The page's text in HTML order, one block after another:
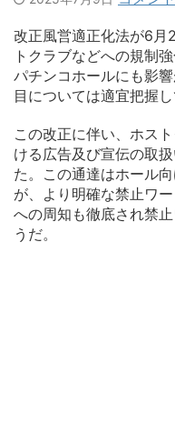
改正風営適正化法が6月
トクラブなどへの規制
パチンコホールにも影
目については適宜把握し
この改正に伴い、ホス
ける広告及び宣伝の取
た。この通達はホール
が、より明確な禁止ワ
への周知も徹底され禁
うだ。